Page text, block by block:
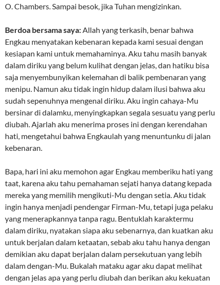
O. Chambers. Sampai besok, jika Tuhan mengizinkan.
Berdoa bersama saya:Allah yang terkasih, benar bahwa
Engkau menyatakan kebenaran kepada kami sesuai dengan
kesiapan kami untuk memahaminya. Aku tahu masih banyak
dalam diriku yang belum kulihat dengan jelas, dan hatiku bisa
saja menyembunyikan kelemahan di balik pembenaran yang
menipu. Namun aku tidak ingin hidup dalam ilusi bahwa aku
sudah sepenuhnya mengenal diriku. Aku ingin cahaya-Mu
bersinar di dalamku, menyingkapkan segala sesuatu yang perlu
diubah. Ajarlah aku menerima proses ini dengan kerendahan
hati, mengetahui bahwa Engkaulah yang menuntunku di jalan
kebenaran.
Bapa, hari ini aku memohon agar Engkau memberiku hati yang
taat, karena aku tahu pemahaman sejati hanya datang kepada
mereka yang memilih mengikuti-Mu dengan setia. Aku tidak
ingin hanya menjadi pendengar Firman-Mu, tetapi juga pelaku
yang menerapkannya tanpa ragu. Bentuklah karaktermu
dalam diriku, nyatakan siapa aku sebenarnya, dan kuatkan aku
untuk berjalan dalam ketaatan, sebab aku tahu hanya dengan
demikian aku dapat berjalan dalam persekutuan yang lebih
dalam dengan-Mu. Bukalah mataku agar aku dapat melihat
dengan jelas apa yang perlu diubah dan berikan aku kekuatan